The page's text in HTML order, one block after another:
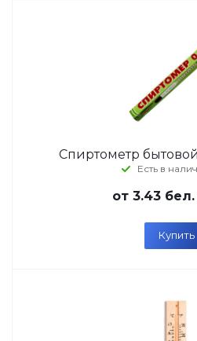
Спиртометр
Есть в
от 3.43 бел.
Купить